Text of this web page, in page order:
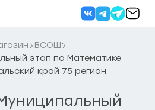
ВСОШ
этап по Математике
край 75 регион